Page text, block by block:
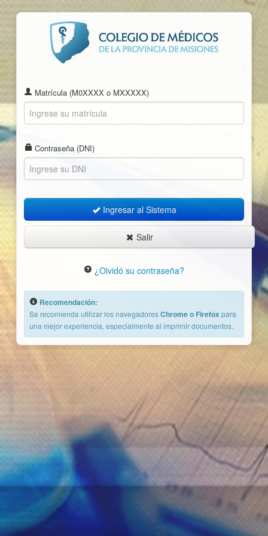
Matrícula (M0XXXX o MXXXXX)
Contraseña (DNI)
Ingresar al Sistema
Salir
¿Olvidó su contraseña?
Recomendación:
Se recomienda utilizar los navegadoresChrome o Firefox para
una mejor experiencia, especialmente al imprimir documentos.